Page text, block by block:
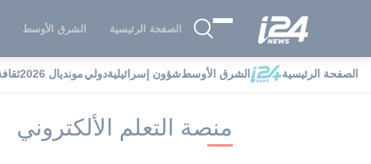
الصفحة الرئيسية الشرق الأوسط
الصفحة الرئيسية الشرق الأوسطشؤون إسرائيليةدوليمونديال 2026 i24NEWS i24NEWS فهرس علامات
منصة التعلم الألكتروني